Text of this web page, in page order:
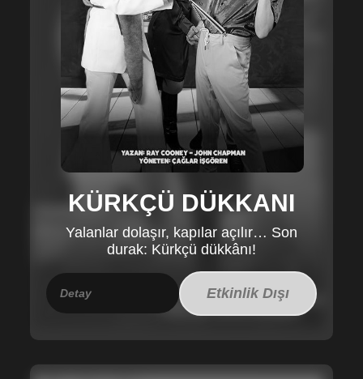
KÜRKÇÜ DÜKKANI
Yalanlar dolaşır, kapılar açılır… Son
durak: Kürkçü dükkânı!
Detay Etkinlik Dışı